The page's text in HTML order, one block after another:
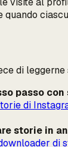
di leggerne
passo
di
storie in
di